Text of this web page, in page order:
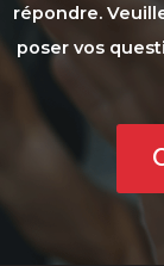
répondre.
poser vos